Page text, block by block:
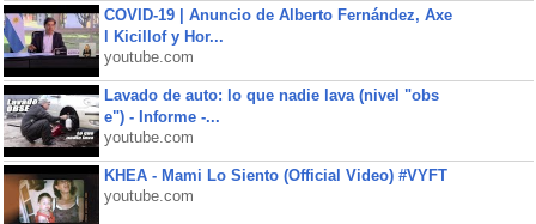
COVID-19 | Anuncio de Alberto Fernández, Axe
l Kicillof y Hor...
youtube.com
Lavado de auto: lo que nadie lava (nivel "obs
e") - Informe -...
youtube.com
KHEA - Mami Lo Siento (Official Video) #VYFT
youtube.com